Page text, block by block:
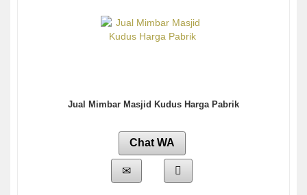
Jual Mimbar Masjid Kudus Harga Pabrik
Chat WA